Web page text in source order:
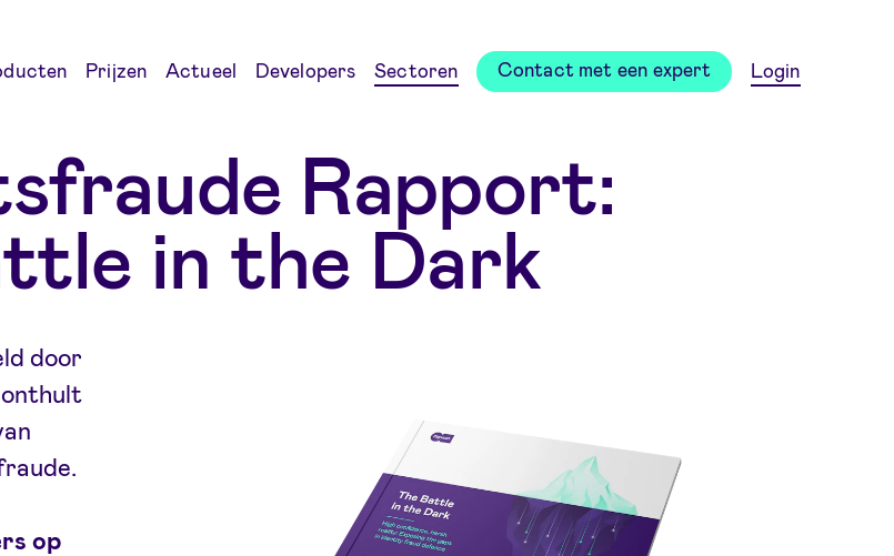
Prijzen Actueel Developers Sectoren Contact met een expert Login
Rapport:
in the Dark
door
onthult
op